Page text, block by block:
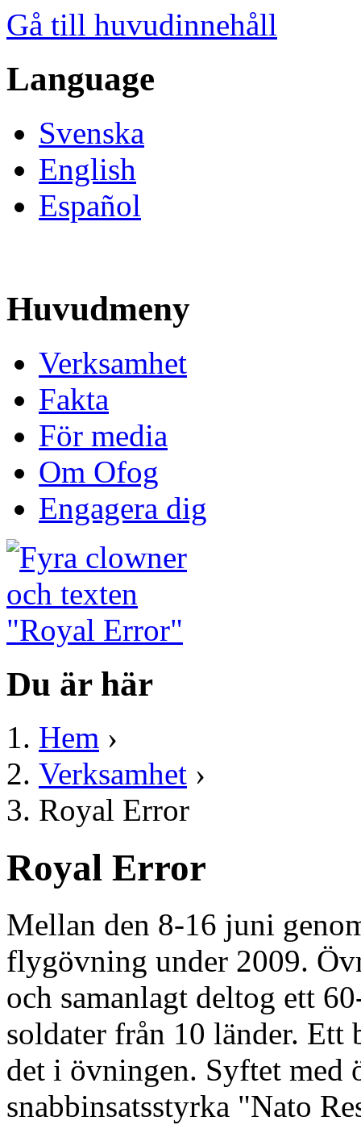
Gå till huvudinnehåll
Language
Svenska
English
Español
Huvudmeny
Verksamhet
Fakta
För media
Om Ofog
Engagera dig
Du är här
Hem ›
Verksamhet ›
Royal Error
Royal Error
Mellan den 8-16 juni
flygövning under 2009.
och samanlagt deltog ett
soldater från 10 länder.
det i övningen. Syftet med
snabbinsatsstyrka "Nato